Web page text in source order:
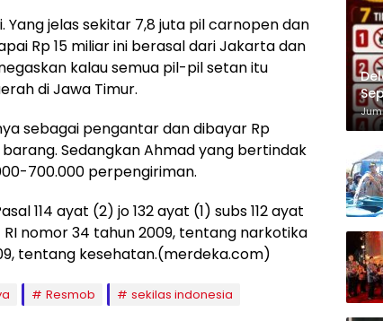
Yang jelas sekitar 7,8 juta pil carnopen dan
Rp 15 miliar ini berasal dari Jakarta dan
kalau semua pil-pil setan itu
di Jawa Timur.
sebagai pengantar dan dibayar Rp
Sedangkan Ahmad yang bertindak
700.000 perpengiriman.
114 ayat (2) jo 132 ayat (1) subs 112 ayat
nomor 34 tahun 2009, tentang narkotika
tentang kesehatan.(merdeka.com)
Resmob sekilas indonesia